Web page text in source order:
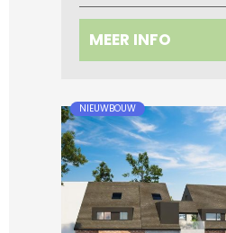
MEER INFO
NIEUWBOUW